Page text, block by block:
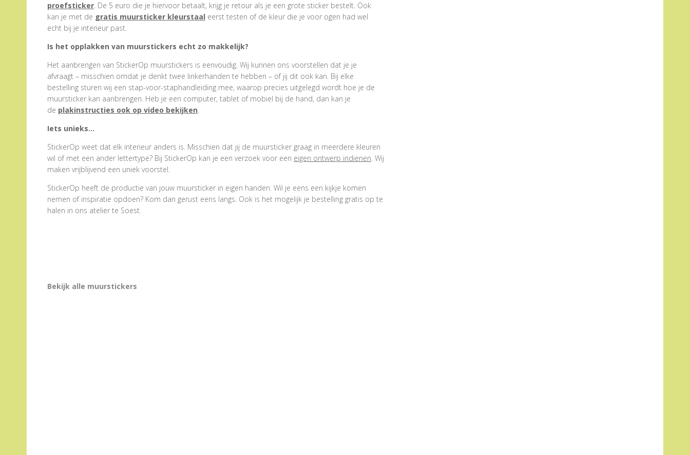
proefsticker. De 5 euro die je hiervoor betaalt, krijg je retour als je een grote sticker bestelt. Ook
kan je met de gratis muursticker kleurstaal eerst testen of de kleur die je voor ogen had wel
echt bij je interieur past.
Is het opplakken van muurstickers echt zo makkelijk?
Het aanbrengen van StickerOp muurstickers is eenvoudig. Wij kunnen ons voorstellen dat je je
afvraagt – misschien omdat je denkt twee linkerhanden te hebben – of jij dit ook kan. Bij elke
bestelling sturen wij een stap-voor-staphandleiding mee, waarop precies uitgelegd wordt hoe je de
muursticker kan aanbrengen. Heb je een computer, tablet of mobiel bij de hand, dan kan je
de plakinstructies ook op video bekijken.
Iets unieks…
StickerOp weet dat elk interieur anders is. Misschien dat jij de muursticker graag in meerdere kleuren
wil of met een ander lettertype? Bij StickerOp kan je een verzoek voor een eigen ontwerp indienen. Wij
maken vrijblijvend een uniek voorstel.
StickerOp heeft de productie van jouw muursticker in eigen handen. Wil je eens een kijkje komen
nemen of inspiratie opdoen? Kom dan gerust eens langs. Ook is het mogelijk je bestelling gratis op te
halen in ons atelier te Soest.
Bekijk alle muurstickers